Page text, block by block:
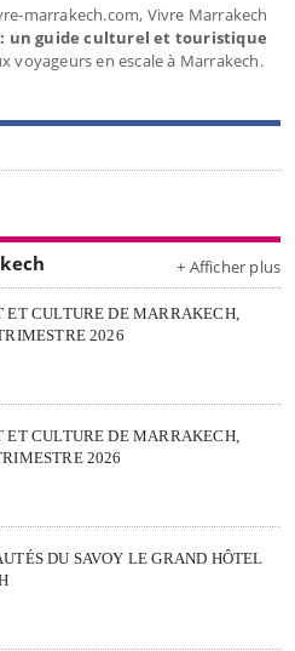
marrakech.com, Vivre Marrakech
un guide culturel et touristique
voyageurs en escale à Marrakech.
+ Afficher plus
ET CULTURE DE MARRAKECH,
2026
ET CULTURE DE MARRAKECH,
2026
DU SAVOY LE GRAND HÔTEL